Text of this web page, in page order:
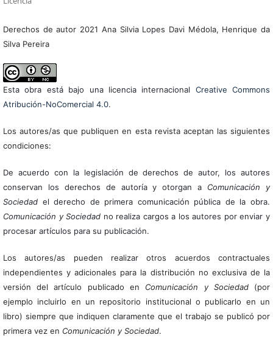
Derechos de autor 2021 Ana Silvia Lopes Davi Médola, Henrique da
Silva Pereira
Esta obra está bajo una licencia internacional Creative Commons
Atribución-NoComercial 4.0.
Los autores/as que publiquen en esta revista aceptan las siguientes
condiciones:
De acuerdo con la legislación de derechos de autor, los autores
conservan los derechos de autoría y otorgan a Comunicación y
Sociedadel derecho de primera comunicación pública de la obra.
Comunicación y Sociedad no realiza cargos a los autores por enviar y
procesar artículos para su publicación.
Los autores/as pueden realizar otros acuerdos contractuales
independientes y adicionales para la distribución no exclusiva de la
versión del artículo publicado en Comunicación y Sociedad(por
ejemplo incluirlo en un repositorio institucional o publicarlo en un
libro) siempre que indiquen claramente que el trabajo se publicó por
primera vez en Comunicación y Sociedad.